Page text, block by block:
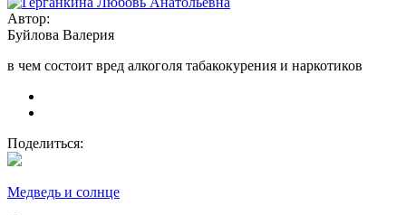
Автор:
Буйлова Валерия
в чем состоит вред алкоголя табакокурения и наркотиков
Поделиться:
Медведь и солнце